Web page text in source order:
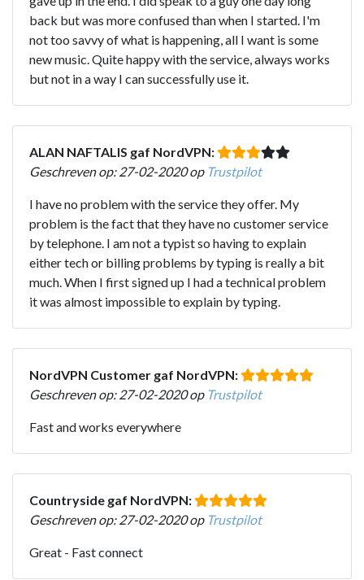
back but was more confused than when I started. I'm
not too savvy of what is happening, all I want is some
new music. Quite happy with the service, always works
but not in a way I can successfully use it.
ALAN NAFTALIS gaf NordVPN:
Geschreven op: 27-02-2020 op Trustpilot
I have no problem with the service they offer. My
problem is the fact that they have no customer service
by telephone. I am not a typist so having to explain
either tech or billing problems by typing is really a bit
much. When I first signed up I had a technical problem
it was almost impossible to explain by typing.
NordVPN Customer gaf NordVPN:
Geschreven op: 27-02-2020 op Trustpilot
Fast and works everywhere
Countryside gaf NordVPN:
Geschreven op: 27-02-2020 op Trustpilot
Great - Fast connect